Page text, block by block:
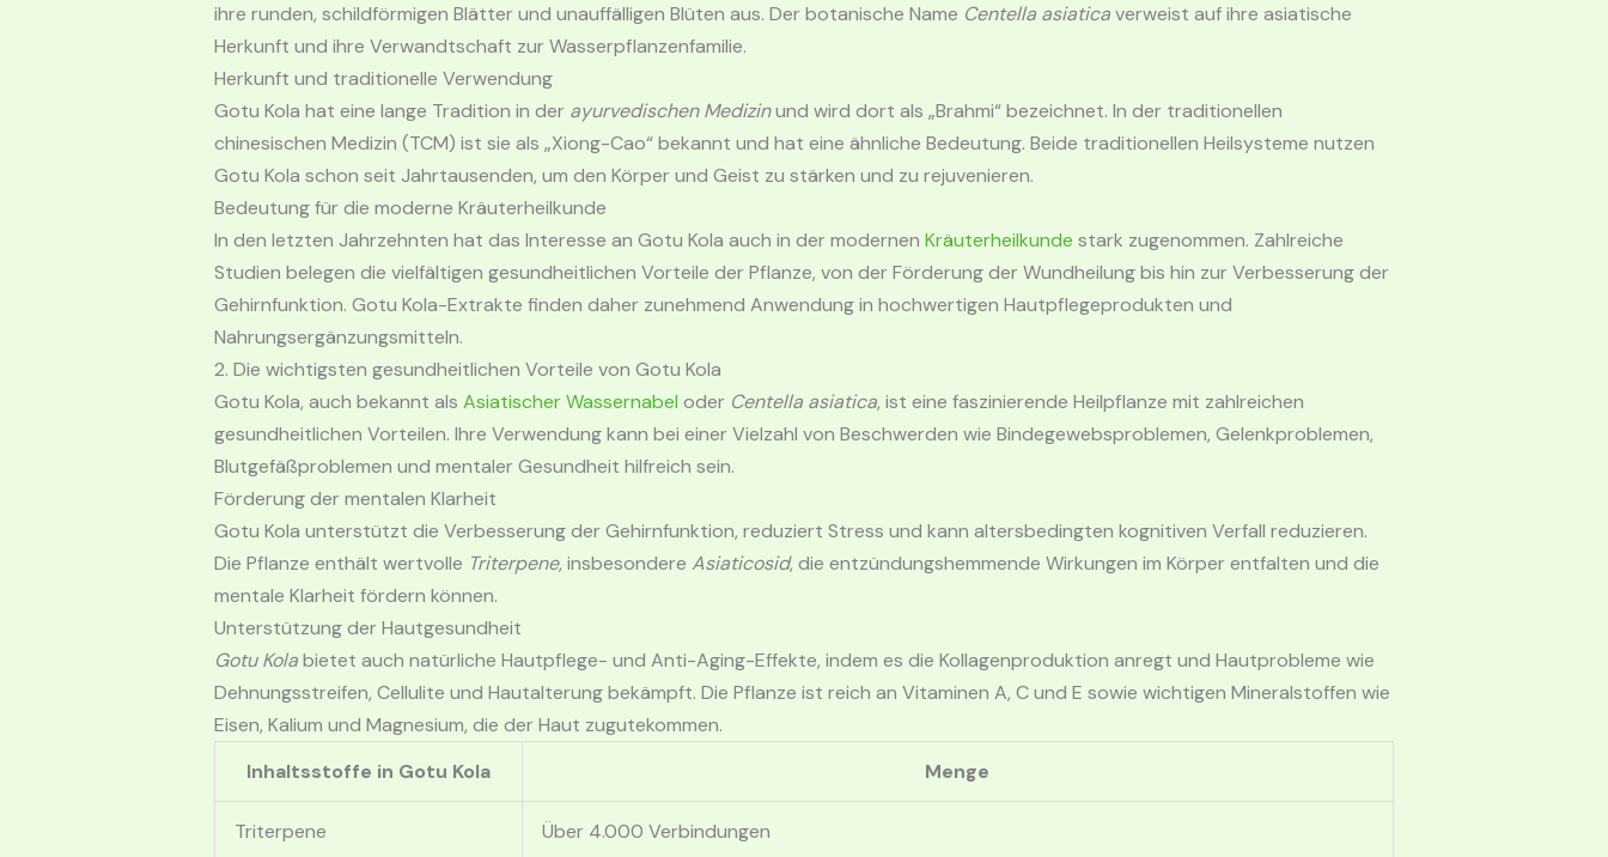
ihre runden, schildförmigen Blätter und unauffälligen Blüten aus. Der botanische Name Centella asiaticaverweist auf ihre asiatische
Herkunft und ihre Verwandtschaft zur Wasserpflanzenfamilie.
Herkunft und traditionelle Verwendung
Gotu Kola hat eine lange Tradition in der ayurvedischen Medizinund wird dort als „Brahmi“ bezeichnet. In der traditionellen
chinesischen Medizin (TCM) ist sie als „Xiong-Cao“ bekannt und hat eine ähnliche Bedeutung. Beide traditionellen Heilsysteme nutzen
Gotu Kola schon seit Jahrtausenden, um den Körper und Geist zu stärken und zu rejuvenieren.
Bedeutung für die moderne Kräuterheilkunde
In den letzten Jahrzehnten hat das Interesse an Gotu Kola auch in der modernen Kräuterheilkunde stark zugenommen. Zahlreiche
Studien belegen die vielfältigen gesundheitlichen Vorteile der Pflanze, von der Förderung der Wundheilung bis hin zur Verbesserung der
Gehirnfunktion. Gotu Kola-Extrakte finden daher zunehmend Anwendung in hochwertigen Hautpflegeprodukten und
Nahrungsergänzungsmitteln.
2. Die wichtigsten gesundheitlichen Vorteile von Gotu Kola
Gotu Kola, auch bekannt als Asiatischer Wassernabel oder Centella asiatica, ist eine faszinierende Heilpflanze mit zahlreichen
gesundheitlichen Vorteilen. Ihre Verwendung kann bei einer Vielzahl von Beschwerden wie Bindegewebsproblemen, Gelenkproblemen,
Blutgefäßproblemen und mentaler Gesundheit hilfreich sein.
Förderung der mentalen Klarheit
Gotu Kola unterstützt die Verbesserung der Gehirnfunktion, reduziert Stress und kann altersbedingten kognitiven Verfall reduzieren.
Die Pflanze enthält wertvolle Triterpene, insbesondere Asiaticosid, die entzündungshemmende Wirkungen im Körper entfalten und die
mentale Klarheit fördern können.
Unterstützung der Hautgesundheit
Gotu Kolabietet auch natürliche Hautpflege- und Anti-Aging-Effekte, indem es die Kollagenproduktion anregt und Hautprobleme wie
Dehnungsstreifen, Cellulite und Hautalterung bekämpft. Die Pflanze ist reich an Vitaminen A, C und E sowie wichtigen Mineralstoffen wie
Eisen, Kalium und Magnesium, die der Haut zugutekommen.
Inhaltsstoffe in Gotu Kola
Menge
Triterpene Über 4.000 Verbindungen